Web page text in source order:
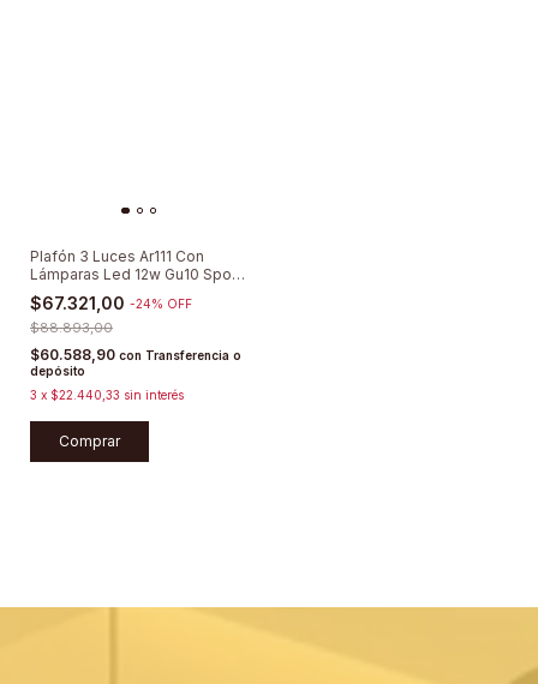
Plafón 3 Luces Ar111 Con
Lámparas Led 12w Gu10 Spot
Moderno
$67.321,00 -24% OFF
$88.893,00
$60.588,90 con Transferencia o
depósito
3 x $22.440,33 sin interés
Comprar